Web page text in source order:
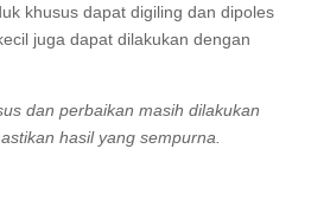
khusus dapat digiling dan dipoles
juga dapat dilakukan dengan
dan perbaikan masih dilakukan
hasil yang sempurna.